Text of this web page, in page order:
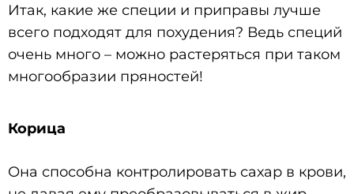
Итак, какие же специи и приправы лучше
всего подходят для похудения? Ведь специй
очень много – можно растеряться при таком
многообразии пряностей!
Корица
Она способна контролировать сахар в крови,